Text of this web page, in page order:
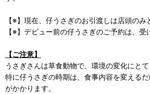
【※】現在、仔うさぎのお引渡しは店頭のみ
【※】デビュー前の仔うさぎのご予約は、受
【ご注意】
うさぎさんは草食動物で、環境の変化にとて
特に仔うさぎの時期は、食事内容を変える
がかかります。